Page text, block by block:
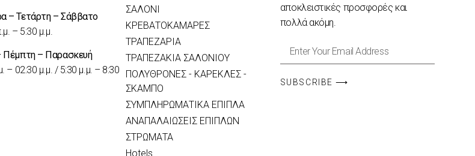
– Τετάρτη – Σάββατο
– 5:30 μ.μ.
Πέμπτη – Παρασκευή
– 02:30 μ.μ. / 5:30 μ.μ. – 8:30
ΣΑΛΟΝΙ
ΚΡΕΒΑΤΟΚΑΜΑΡΕΣ
ΤΡΑΠΕΖΑΡΙΑ
ΤΡΑΠΕΖΑΚΙΑ ΣΑΛΟΝΙΟΥ
ΠΟΛΥΘΡΟΝΕΣ - ΚΑΡΕΚΛΕΣ -
ΣΚΑΜΠΟ
ΣΥΜΠΛΗΡΩΜΑΤΙΚΑ ΕΠΙΠΛΑ
ΑΝΑΠΑΛΑΙΩΣΕΙΣ ΕΠΙΠΛΩΝ
ΣΤΡΩΜΑΤΑ
Hotels
αποκλειστικές προσφορές και
πολλά ακόμη.
SUBSCRIBE ⟶